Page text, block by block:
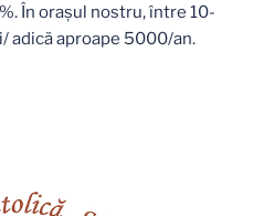
În orașul nostru, între 10-
adică aproape 5000/an.